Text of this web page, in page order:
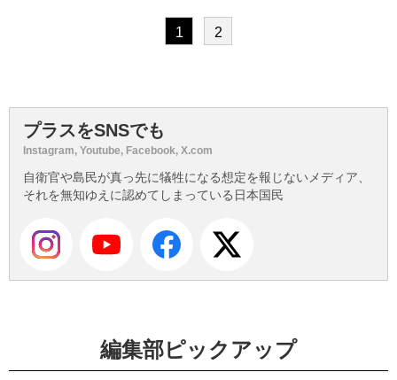
1 2
プラスをSNSでも
Instagram, Youtube, Facebook, X.com
自衛官や島民が真っ先に犠牲になる想定を報じないメディア、
それを無知ゆえに認めてしまっている日本国民
編集部ピックアップ